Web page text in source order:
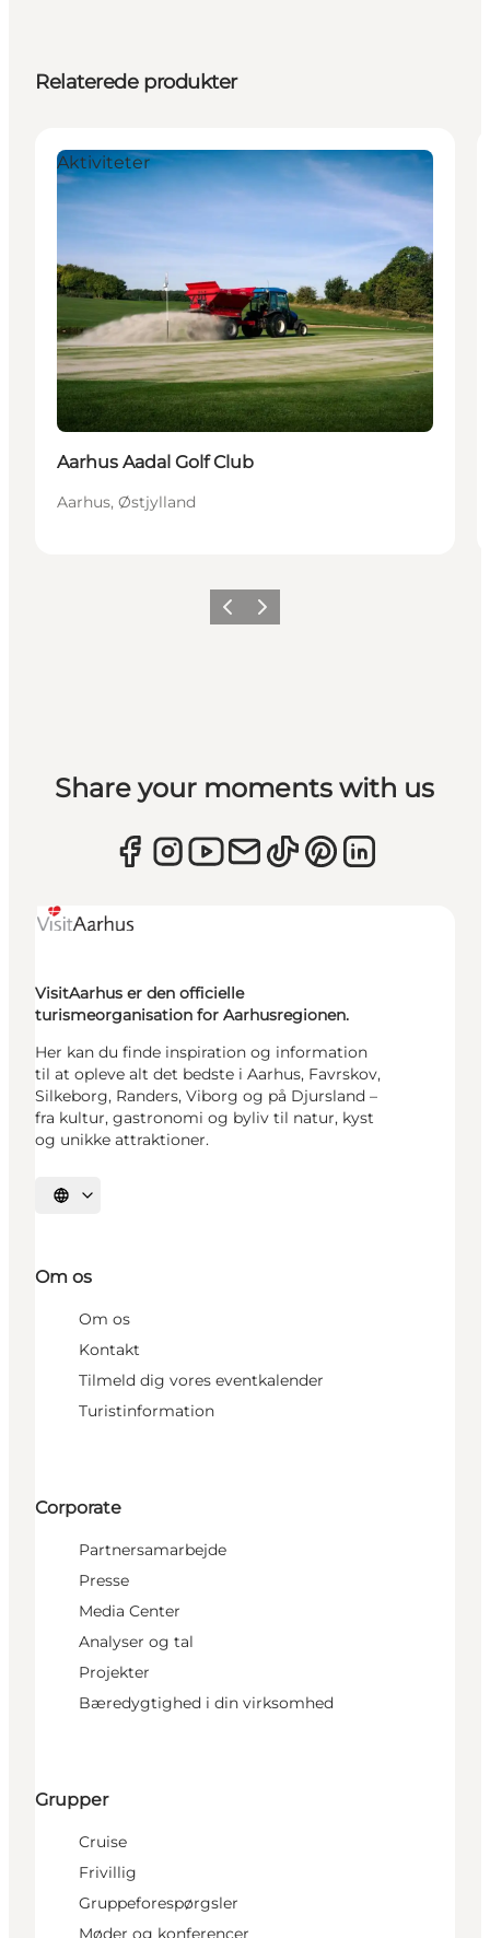
Relaterede produkter
Aktiviteter
Aarhus Aadal Golf Club
Aarhus, Østjylland
ForrigeNæste
Share your moments with us
VisitAarhus er den officielle
turismeorganisation for Aarhusregionen.
Her kan du finde inspiration og information
til at opleve alt det bedste i Aarhus, Favrskov,
Silkeborg, Randers, Viborg og på Djursland –
fra kultur, gastronomi og byliv til natur, kyst
og unikke attraktioner.
Vælg sprog
Om os
Om os
Kontakt
Tilmeld dig vores eventkalender
Turistinformation
Corporate
Partnersamarbejde
Presse
Media Center
Analyser og tal
Projekter
Bæredygtighed i din virksomhed
Grupper
Cruise
Frivillig
Gruppeforespørgsler
Møder og konferencer